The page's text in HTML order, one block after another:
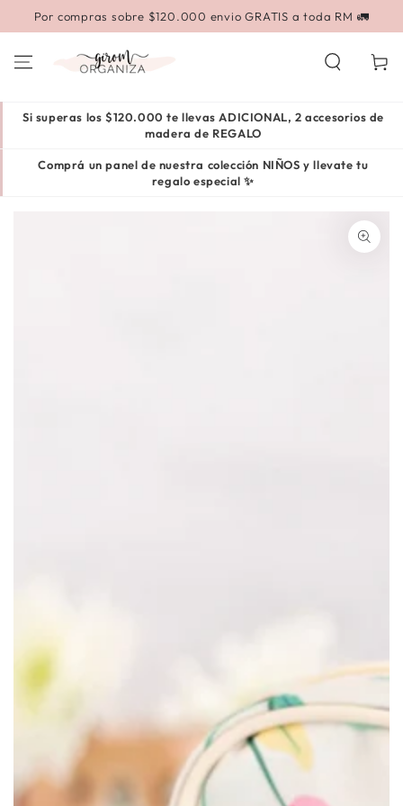
IR AL
CONTENIDO
RM 🚛 Escríbenos por whatsapp
Carrito
Si superas los $120.000 te llevas ADICIONAL, 2 accesorios de
madera de REGALO
Comprá un panel de nuestra colección NIÑOS y llevate tu
regalo especial ✨